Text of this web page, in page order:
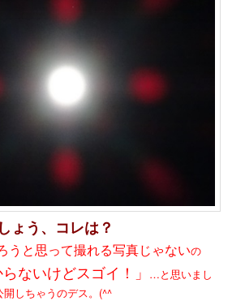
ょう、コレは？
うと思って撮れる写真じゃないの
らないけどスゴイ！」 …と思いまし
しちゃうのデス。(^^ゞ